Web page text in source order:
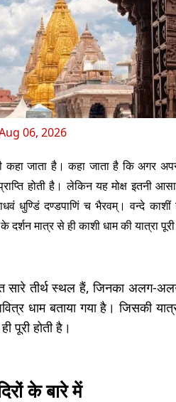
06, 2026
कहा जाता है। कहा जाता है कि अगर
होती है। लेकिन यह मोक्ष
धुण्डिं दण्डपाणिं च भैरवम्। वन्दे
के दर्शन मात्र से ही काशी धाम की यात्रा
सारे तीर्थ स्थल हैं, जिनका अलग-
धाम बताया गया है। जिसकी
पूरी होती है।
के बारे में